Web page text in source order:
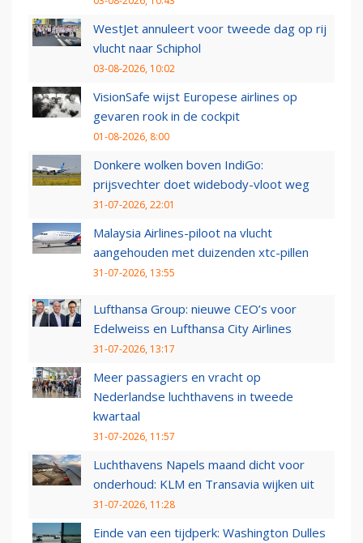
WestJet annuleert voor tweede dag op rij
vlucht naar Schiphol
03-08-2026, 10:02
VisionSafe wijst Europese airlines op
gevaren rook in de cockpit
01-08-2026, 8:00
Donkere wolken boven IndiGo:
prijsvechter doet widebody-vloot weg
31-07-2026, 22:01
Malaysia Airlines-piloot na vlucht
aangehouden met duizenden xtc-pillen
31-07-2026, 13:55
Lufthansa Group: nieuwe CEO’s voor
Edelweiss en Lufthansa City Airlines
31-07-2026, 13:17
Meer passagiers en vracht op
Nederlandse luchthavens in tweede
kwartaal
31-07-2026, 11:57
Luchthavens Napels maand dicht voor
onderhoud: KLM en Transavia wijken uit
31-07-2026, 11:28
Einde van een tijdperk: Washington Dulles